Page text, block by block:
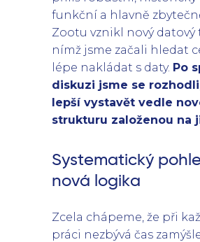
funkční a hlavně
Zootu vznikl nový datový
nímž jsme začali hledat
lépe nakládat s daty. Po
diskuzi jsme se
lepší vystavět vedle
strukturu založenou na
Systematický
nová logika
Zcela chápeme, že při
práci nezbývá čas